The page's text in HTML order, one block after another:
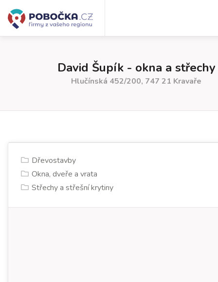
David Šupík - okna a střechy
Hlučínská 452/200, 747 21 Kravaře
Dřevostavby
Okna, dveře a vrata
Střechy a střešní krytiny